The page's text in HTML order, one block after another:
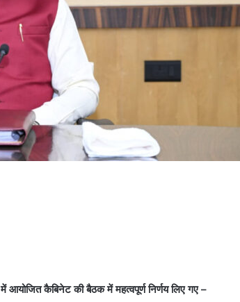
आयोजित कैबिनेट की बैठक में महत्वपूर्ण निर्णय लिए गए –